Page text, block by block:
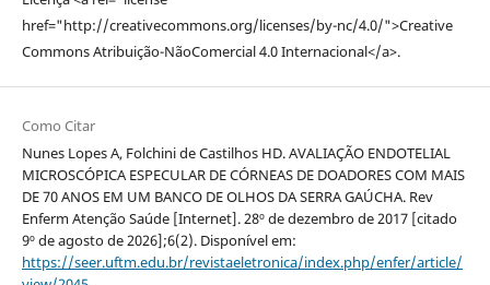
href="http://creativecommons.org/licenses/by-nc/4.0/">Creative
Commons Atribuição-NãoComercial 4.0 Internacional</a>.
Como Citar
Nunes Lopes A, Folchini de Castilhos HD. AVALIAÇÃO ENDOTELIAL
MICROSCÓPICA ESPECULAR DE CÓRNEAS DE DOADORES COM MAIS
DE 70 ANOS EM UM BANCO DE OLHOS DA SERRA GAÚCHA. Rev
Enferm Atenção Saúde [Internet]. 28º de dezembro de 2017 [citado
9º de agosto de 2026];6(2). Disponível em:
https://seer.uftm.edu.br/revistaeletronica/index.php/enfer/article/